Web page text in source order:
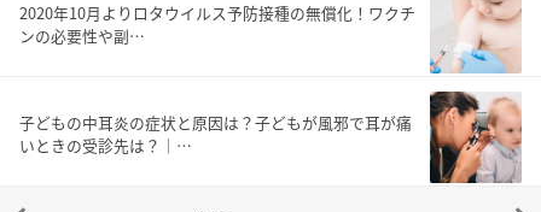
2020年10月よりロタウイルス予防接種の無償化！ワクチ
ンの必要性や副…
子どもの中耳炎の症状と原因は？子どもが風邪で耳が痛
いときの受診先は？｜…